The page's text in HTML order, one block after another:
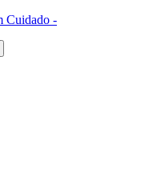
Cuidado -